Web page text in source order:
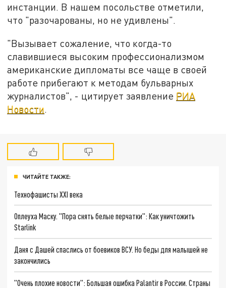
инстанции. В нашем посольстве отметили,
что "разочарованы, но не удивлены".
"Вызывает сожаление, что когда-то
славившиеся высоким профессионализмом
американские дипломаты все чаще в своей
работе прибегают к методам бульварных
журналистов", - цитирует заявление РИА
Новости.
ЧИТАЙТЕ ТАКЖЕ:
Технофашисты XXI века
Оплеуха Маску. "Пора снять белые перчатки": Как уничтожить
Starlink
Даня с Дашей спаслись от боевиков ВСУ. Но беды для малышей не
закончились
"Очень плохие новости": Большая ошибка Palantir в России. Страны